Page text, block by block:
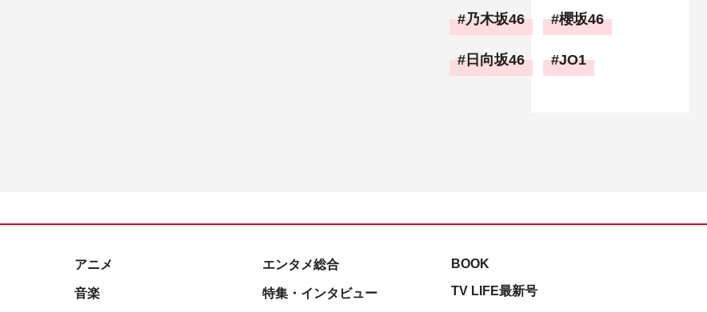
乃木坂46 櫻坂46
日向坂46 JO1
アニメ
音楽
エンタメ総合
特集・インタビュー
BOOK
TV LIFE最新号